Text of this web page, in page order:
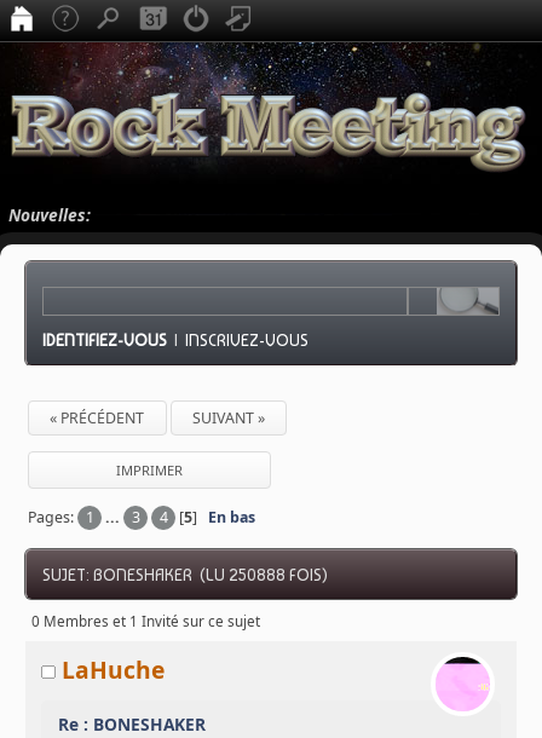
Nouvelles:
IDENTIFIEZ-VOUS |INSCRIVEZ-VOUS
« PRÉCÉDENT SUIVANT »
IMPRIMER
Pages: 1 ... 3 4 [5] En bas
SUJET: BONESHAKER (LU 250888 FOIS)
0 Membres et 1 Invité sur ce sujet
LaHuche
Re : BONESHAKER